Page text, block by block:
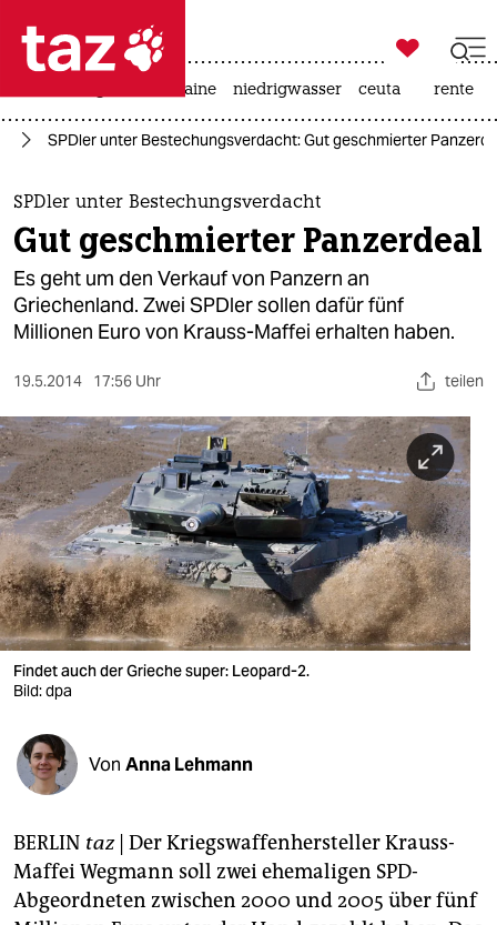
 taz zahl ich
taz zahl ich
themen
politik
öko
sport
berlin
nord
wahrheit
verlag
verlag
veranstaltungen
shop
unterstützen
abo

taz zahl ich
krieg in der ukraine niedrigwasser ceuta rente
SPDler unter Bestechungsverdacht: Gut geschmierter
SPDler unter Bestechungsverdacht
Gut geschmierter Panzerdeal
Es geht um den Verkauf von Panzern an
Griechenland. Zwei SPDler sollen dafür fünf
Millionen Euro von Krauss-Maffei erhalten haben.
19.5.2014 17:56 Uhr teilen
Findet auch der Grieche super: Leopard-2.
Bild: dpa
Von Anna Lehmann
BERLIN taz| Der Kriegswaffenhersteller Krauss-
Maffei Wegmann soll zwei ehemaligen SPD-
Abgeordneten zwischen 2000 und 2005 über fünf